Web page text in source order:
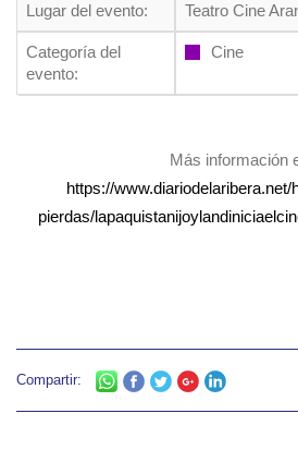
Lugar del evento: Teatro Cine
Categoría del
evento:
Cine
Más información
https://
pierdas/
Compartir: